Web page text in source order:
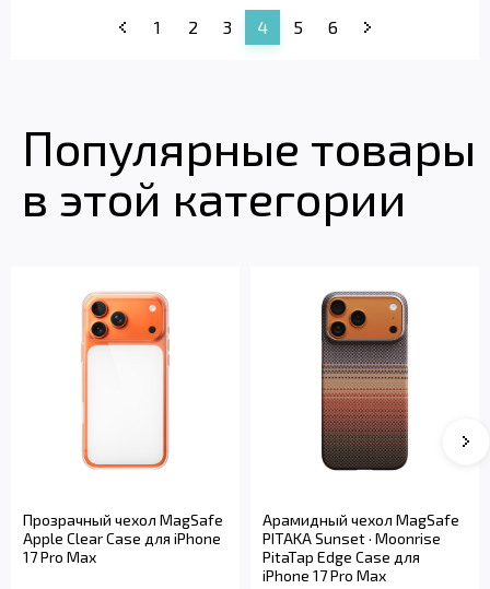
1 2 3 4 5 6
Популярные товары
в этой категории
Прозрачный чехол MagSafe
Apple Clear Case для iPhone
17 Pro Max
Арамидный чехол MagSafe
PITAKA Sunset · Moonrise
PitaTap Edge Case для
iPhone 17 Pro Max